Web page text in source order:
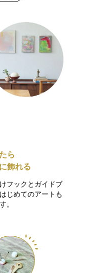
ら
飾れる
フックとガイドブ
じめてのアートも
。